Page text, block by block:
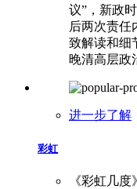
议”，新政
后两次责任
致解读和细
晚清高层政
进一步了解
彩虹
《彩虹几